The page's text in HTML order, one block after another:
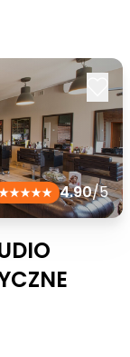
4.90/5